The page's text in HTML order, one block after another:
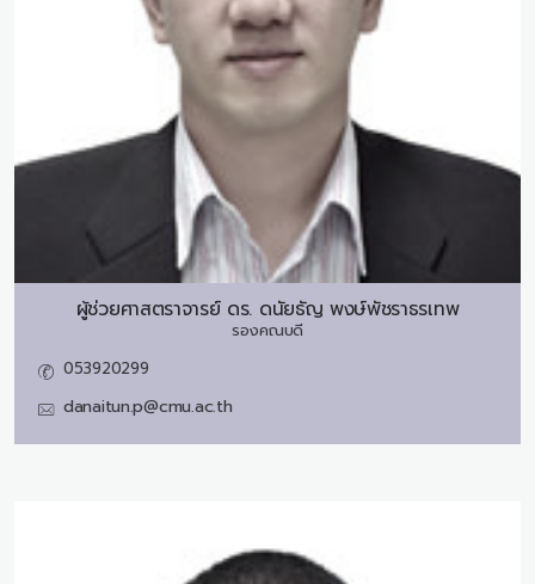
ผู้ช่วยศาสตราจารย์ ดร. ดนัยธัญ พงษ์พัชราธรเทพ
รองคณบดี
053920299
danaitun.p@cmu.ac.th